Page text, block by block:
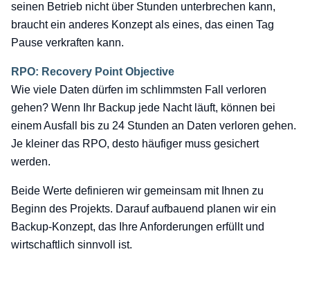
seinen Betrieb nicht über Stunden unterbrechen kann,
braucht ein anderes Konzept als eines, das einen Tag
Pause verkraften kann.
RPO: Recovery Point Objective
Wie viele Daten dürfen im schlimmsten Fall verloren
gehen? Wenn Ihr Backup jede Nacht läuft, können bei
einem Ausfall bis zu 24 Stunden an Daten verloren gehen.
Je kleiner das RPO, desto häufiger muss gesichert
werden.
Beide Werte definieren wir gemeinsam mit Ihnen zu
Beginn des Projekts. Darauf aufbauend planen wir ein
Backup-Konzept, das Ihre Anforderungen erfüllt und
wirtschaftlich sinnvoll ist.